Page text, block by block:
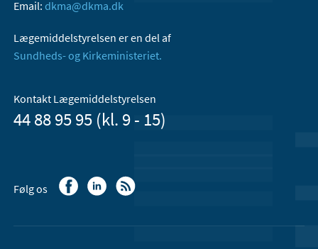
Email: dkma@dkma.dk
Lægemiddelstyrelsen er en del af
Sundheds- og Kirkeministeriet.
Kontakt Lægemiddelstyrelsen
44 88 95 95 (kl. 9 - 15)
Følg os